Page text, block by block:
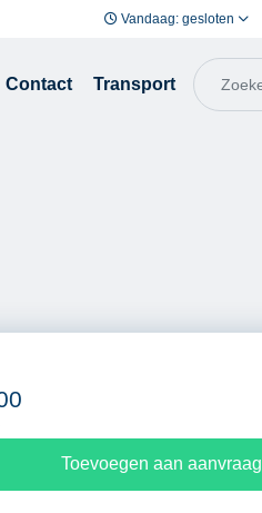
Vandaag: gesloten
Contact Transport
Toevoegen aan aanvraag